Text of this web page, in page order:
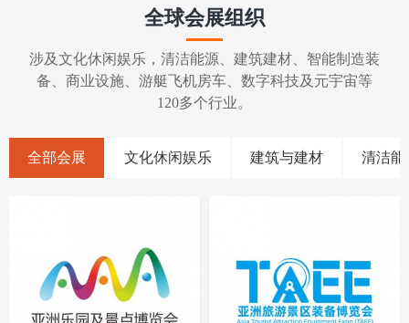
全球会展组织
涉及文化休闲娱乐，清洁能源、建筑建材、智能制造装
备、商业设施、游艇飞机房车、数字科技及元宇宙等
120多个行业。
全部会展 文化休闲娱乐 建筑与建材 清洁能